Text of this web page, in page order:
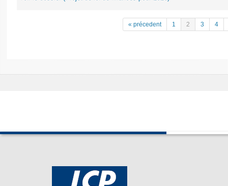
« précedent 1 2 3 4